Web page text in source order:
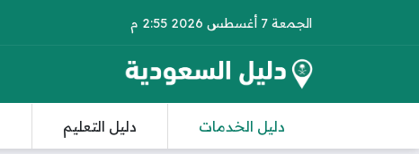
الجمعة 7 أغسطس 2026 2:55 م
دليل الخدمات دليل التعليم